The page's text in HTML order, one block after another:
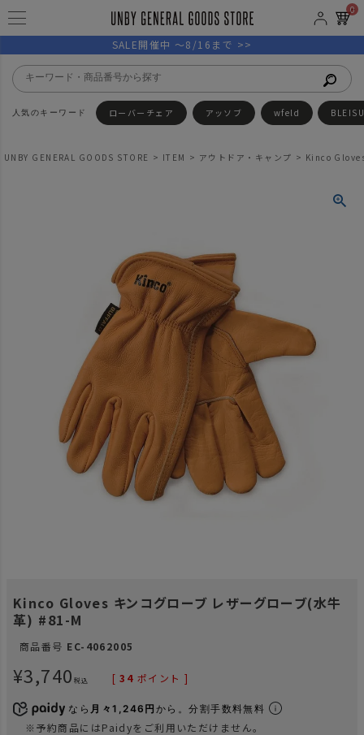
0
SALE開催中 ～8/16まで >>
ローバーチェア アッソブ wfeld
UNBY GENERAL GOODS STORE ITEM アウトドア・キャンプ Kinco
Kinco Gloves キンコグローブ レザーグローブ(水牛
革) #81-M
商品番号 EC-4062005
¥3,740 税込 [ 34 ポイント ]
なら 月々1,246円 から。分割手数料無料
※予約商品にはPaidyをご利用いただけません。